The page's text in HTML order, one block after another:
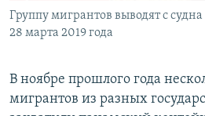
Группу мигрантов выводят с
28 марта 2019 года
В ноябре прошлого года
мигрантов из разных